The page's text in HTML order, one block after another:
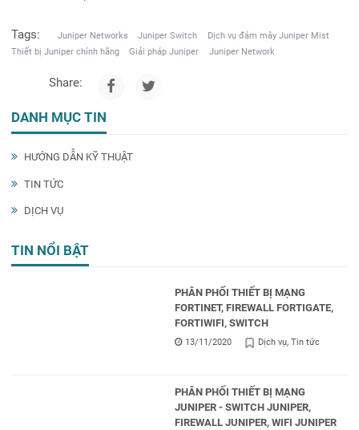
DANH MỤC TIN
HƯỚNG DẪN KỸ THUẬT
TIN TỨC
DỊCH VỤ
TIN NỔI BẬT
PHÂN PHỐI THIẾT BỊ MẠNG
FORTINET, FIREWALL FORTIGATE,
FORTIWIFI, SWITCH
13/11/2020 Dịch vụ Tin tức
PHÂN PHỐI THIẾT BỊ MẠNG
JUNIPER - SWITCH JUNIPER,
FIREWALL JUNIPER, WIFI JUNIPER
Tags: Juniper Networks Juniper Switch
Dịch vụ đám mây Juniper Mist
Thiết bị Juniper chính hãng
Giải pháp Juniper Juniper Network
Share: